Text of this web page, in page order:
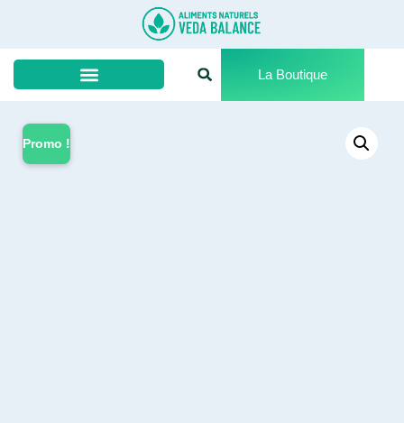
La Boutique
Promo !